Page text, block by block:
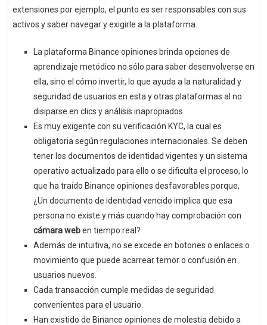
extensiones por ejemplo, el punto es ser responsables con sus
activos y saber navegar y exigirle a la plataforma.
La plataforma Binance opiniones brinda opciones de
aprendizaje metódico no sólo para saber desenvolverse en
ella, sino el cómo invertir, lo que ayuda a la naturalidad y
seguridad de usuarios en esta y otras plataformas al no
disiparse en clics y análisis inapropiados.
Es muy exigente con su verificación KYC, la cual es
obligatoria según regulaciones internacionales. Se deben
tener los documentos de identidad vigentes y un sistema
operativo actualizado para ello o se dificulta el proceso, lo
que ha traído Binance opiniones desfavorables porque,
¿Un documento de identidad vencido implica que esa
persona no existe y más cuando hay comprobación con
cámara weben tiempo real?
Además de intuitiva, no se excede en botones o enlaces o
movimiento que puede acarrear temor o confusión en
usuarios nuevos.
Cada transacción cumple medidas de seguridad
convenientes para el usuario.
Han existido de Binance opiniones de molestia debido a